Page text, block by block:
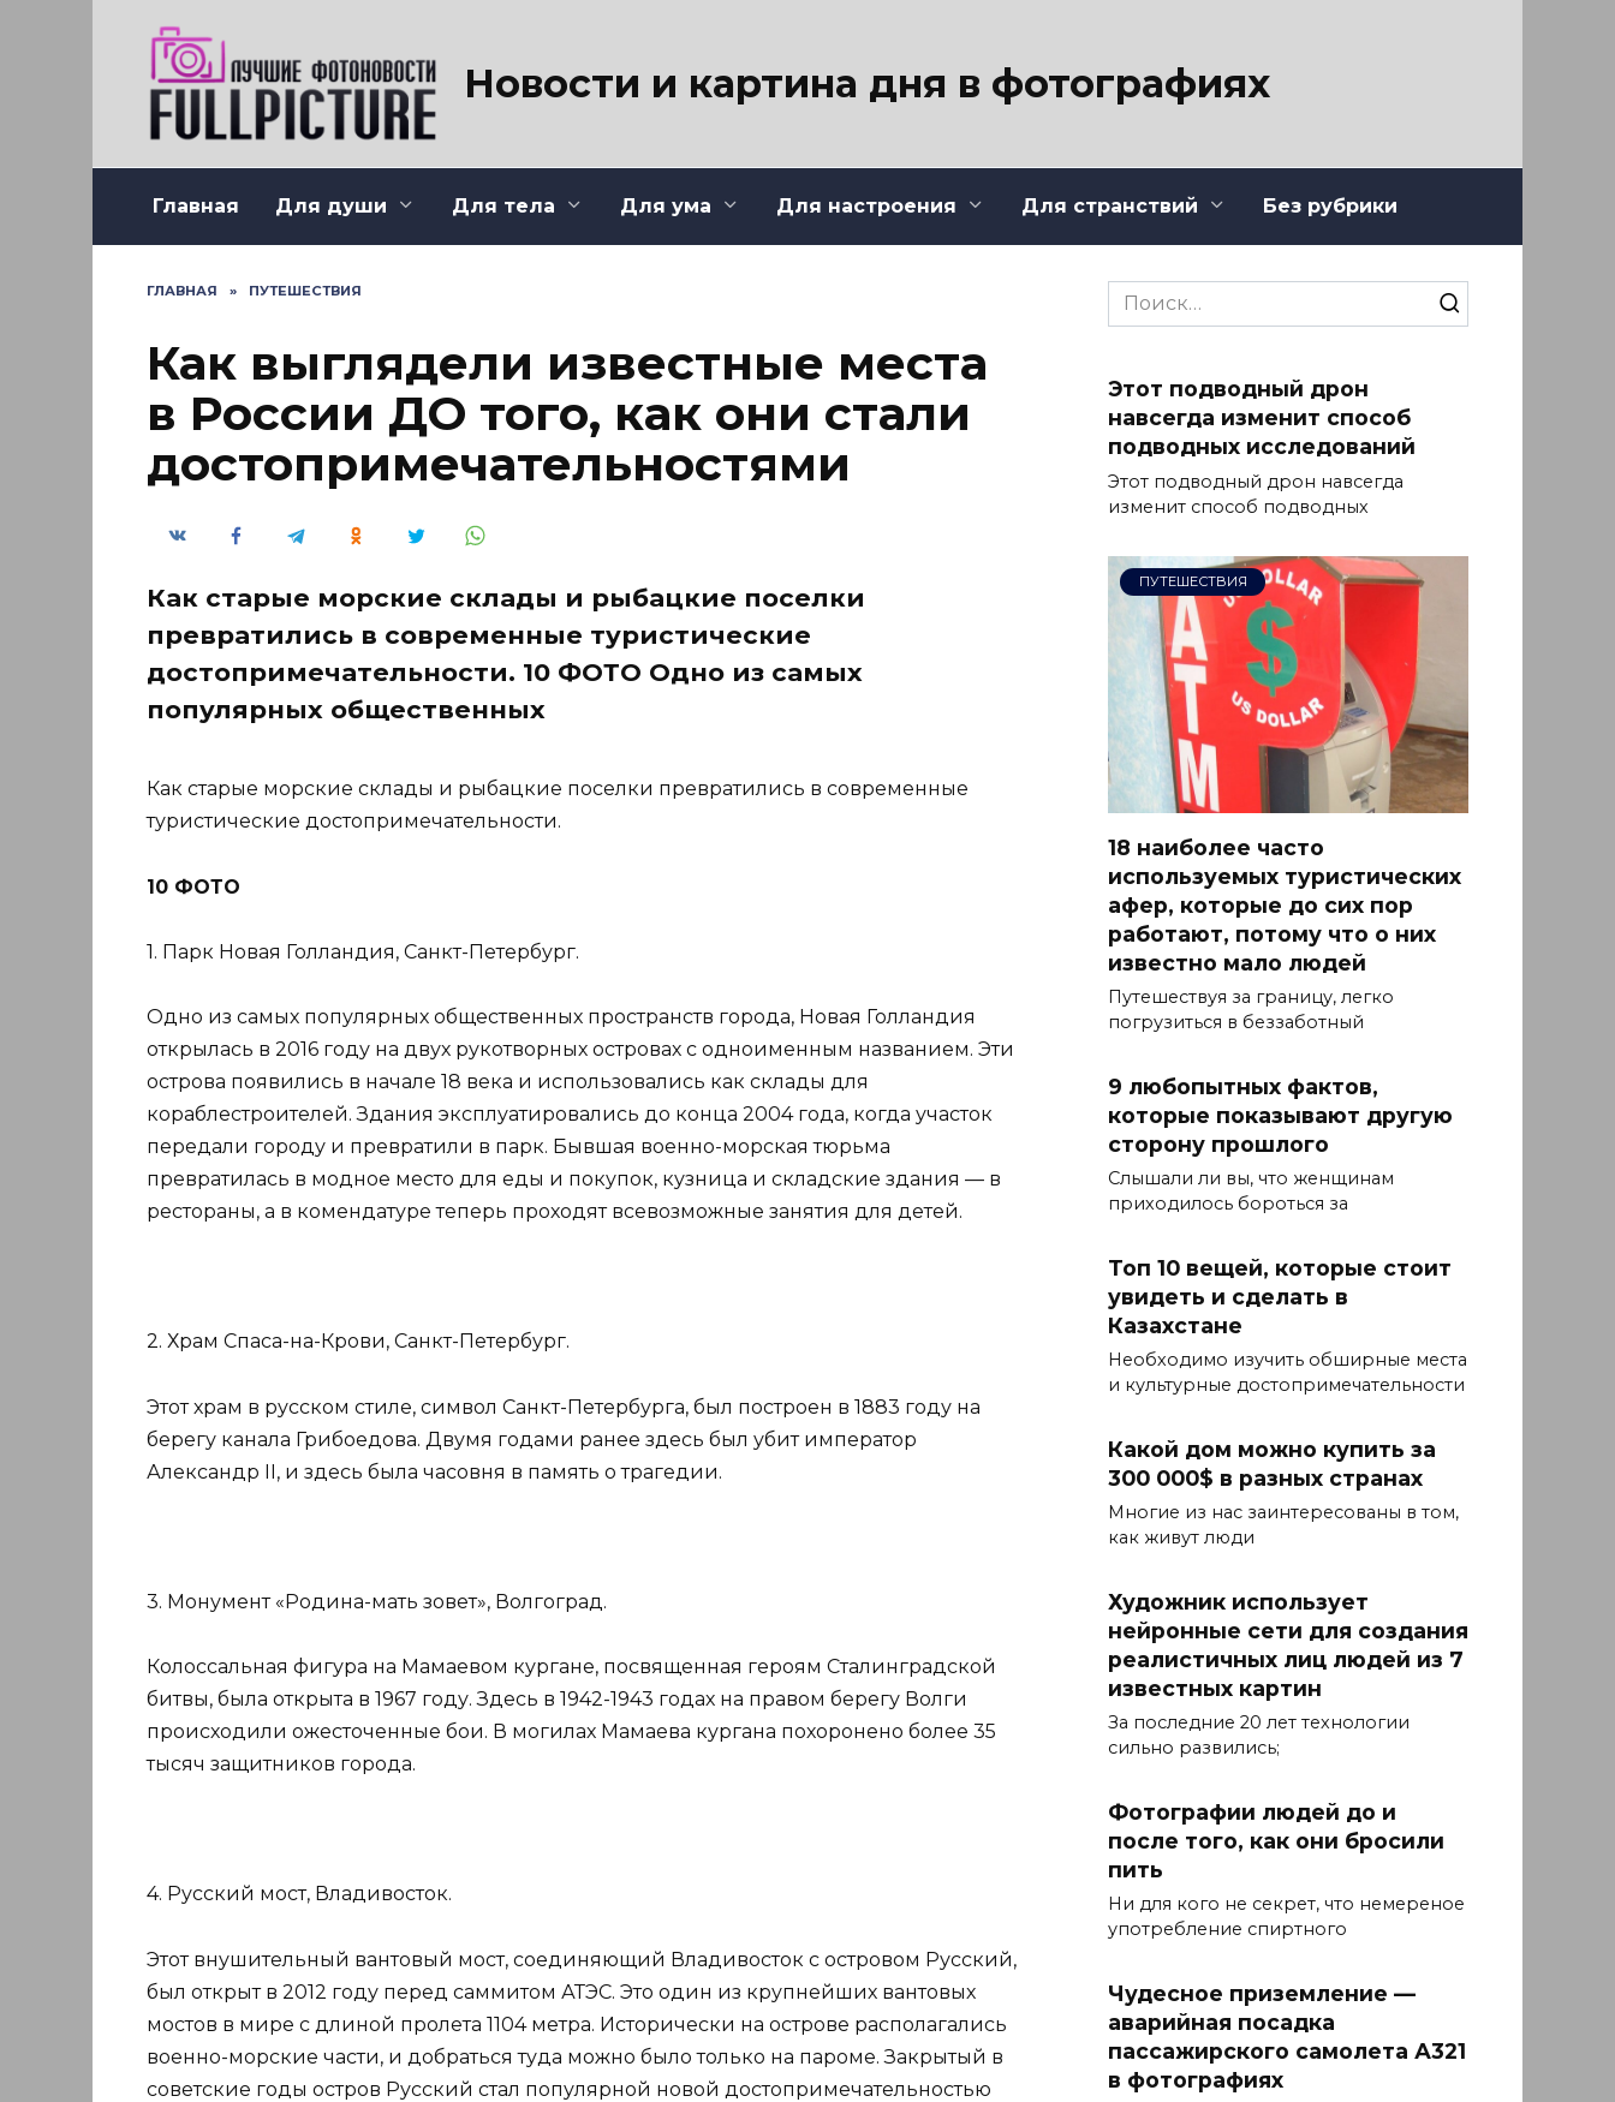
Новости и картина дня в фотографиях
Главная Для души Для тела Для ума Для настроения Для странствий Без рубрики
ГЛАВНАЯ » ПУТЕШЕСТВИЯ
Как выглядели известные места
в России ДО того, как они стали
достопримечательностями
Как старые морские склады и рыбацкие поселки
превратились в современные туристические
достопримечательности. 10 ФОТО Одно из самых
популярных общественных
Как старые морские склады и рыбацкие поселки превратились в современные
туристические достопримечательности.
10 ФОТО
1. Парк Новая Голландия, Санкт-Петербург.
Одно из самых популярных общественных пространств города, Новая Голландия
открылась в 2016 году на двух рукотворных островах с одноименным названием. Эти
острова появились в начале 18 века и использовались как склады для
кораблестроителей. Здания эксплуатировались до конца 2004 года, когда участок
передали городу и превратили в парк. Бывшая военно-морская тюрьма
превратилась в модное место для еды и покупок, кузница и складские здания — в
рестораны, а в комендатуре теперь проходят всевозможные занятия для детей.
2. Храм Спаса-на-Крови, Санкт-Петербург.
Этот храм в русском стиле, символ Санкт-Петербурга, был построен в 1883 году на
берегу канала Грибоедова. Двумя годами ранее здесь был убит император
Александр II, и здесь была часовня в память о трагедии.
3. Монумент «Родина-мать зовет», Волгоград.
Колоссальная фигура на Мамаевом кургане, посвященная героям Сталинградской
битвы, была открыта в 1967 году. Здесь в 1942-1943 годах на правом берегу Волги
происходили ожесточенные бои. В могилах Мамаева кургана похоронено более 35
тысяч защитников города.
4. Русский мост, Владивосток.
Этот внушительный вантовый мост, соединяющий Владивосток с островом Русский,
был открыт в 2012 году перед саммитом АТЭС. Это один из крупнейших вантовых
мостов в мире с длиной пролета 1104 метра. Исторически на острове располагались
военно-морские части, и добраться туда можно было только на пароме. Закрытый в
советские годы остров Русский стал популярной новой достопримечательностью
Search
for:
Этот подводный дрон
навсегда изменит способ
подводных исследований
Этот подводный дрон навсегда
изменит способ подводных
ПУТЕШЕСТВИЯ
18 наиболее часто
используемых туристических
афер, которые до сих пор
работают, потому что о них
известно мало людей
Путешествуя за границу, легко
погрузиться в беззаботный
9 любопытных фактов,
которые показывают другую
сторону прошлого
Слышали ли вы, что женщинам
приходилось бороться за
Топ 10 вещей, которые стоит
увидеть и сделать в
Казахстане
Необходимо изучить обширные места
и культурные достопримечательности
Какой дом можно купить за
300 000$ в разных странах
Многие из нас заинтересованы в том,
как живут люди
Художник использует
нейронные сети для создания
реалистичных лиц людей из 7
известных картин
За последние 20 лет технологии
сильно развились;
Фотографии людей до и
после того, как они бросили
пить
Ни для кого не секрет, что немереное
употребление спиртного
Чудесное приземление —
аварийная посадка
пассажирского самолета А321
в фотографиях